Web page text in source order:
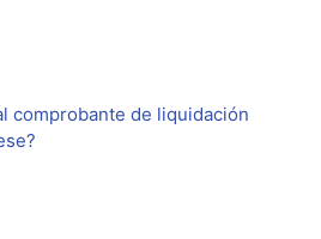
comprobante de liquidación